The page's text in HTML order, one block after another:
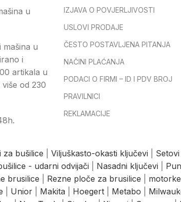
u
mašina u
i
artikala u
od 230
IZJAVA O POVJERLJIVOSTI
USLOVI PRODAJE
ČESTO POSTAVLJENA PITANJA
NAČINI PLAĆANJA
PODACI O FIRMI – ID I PDV BROJ
PRAVILNICI
REKLAMACIJE
za bušilice Viljuškasto-okasti ključevi
- udarni odvijači Nasadni ključevi
brusilice Rezne ploče za brusilice
Unior Makita Hoegert Metabo